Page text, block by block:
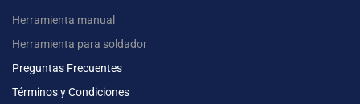
Herramienta manual
Herramienta para soldador
Preguntas Frecuentes
Términos y Condiciones